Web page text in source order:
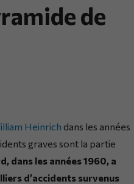
de
Heinrich dans les années
graves sont la partie
dans les années 1960, a
d’accidents survenus